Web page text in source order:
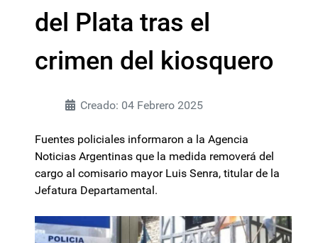
del Plata tras el
crimen del kiosquero
Creado: 04 Febrero 2025
Fuentes policiales informaron a la Agencia
Noticias Argentinas que la medida removerá del
cargo al comisario mayor Luis Senra, titular de la
Jefatura Departamental.